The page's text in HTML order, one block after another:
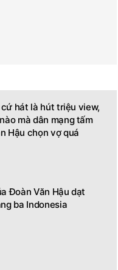
hát là hút triệu view,
mà dân mạng tấm
Hậu chọn vợ quá
Đoàn Văn Hậu dạt
ba Indonesia